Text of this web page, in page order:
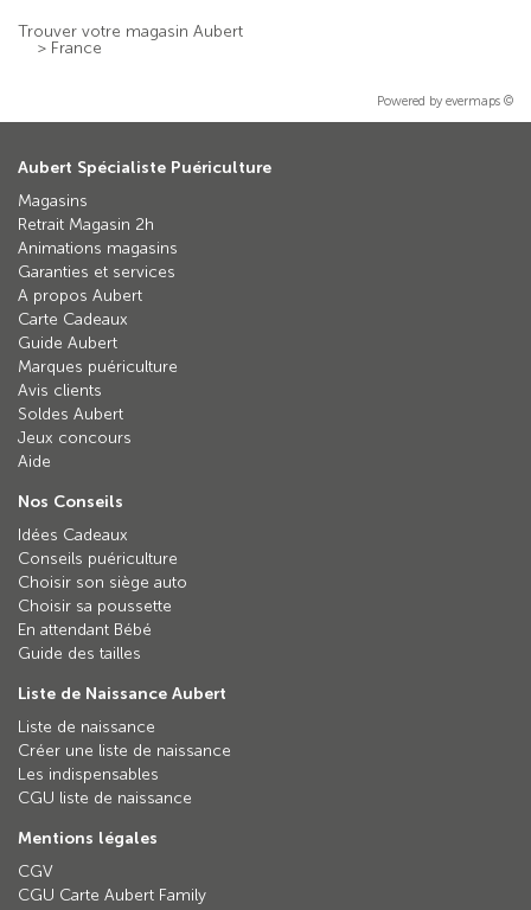
Trouver votre magasin Aubert
> France
Powered by evermaps ©
Aubert Spécialiste Puériculture
Magasins
Retrait Magasin 2h
Animations magasins
Garanties et services
A propos Aubert
Carte Cadeaux
Guide Aubert
Marques puériculture
Avis clients
Soldes Aubert
Jeux concours
Aide
Nos Conseils
Idées Cadeaux
Conseils puériculture
Choisir son siège auto
Choisir sa poussette
En attendant Bébé
Guide des tailles
Liste de Naissance Aubert
Liste de naissance
Créer une liste de naissance
Les indispensables
CGU liste de naissance
Mentions légales
CGV
CGU Carte Aubert Family